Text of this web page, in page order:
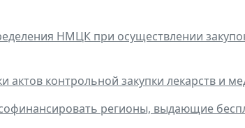
НМЦК при осуществлении
актов контрольной закупки лекарств и
регионы, выдающие